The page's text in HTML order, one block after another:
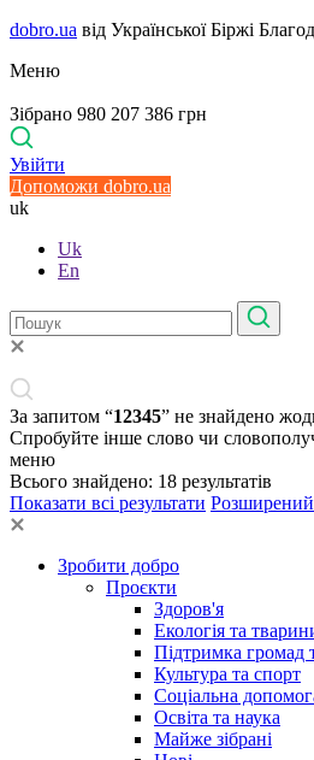
dobro.ua від Української Біржі
Меню
Зібрано 980 207 386 грн
Увійти
Допоможи dobro.ua
uk
Uk
En
За запитом “12345” не знайдено
Спробуйте інше слово чи
меню
Всього знайдено: 18 результатів
Показати всі результати
Зробити добро
Проєкти
Здоров'я
Екологія та
Підтримка громад
Культура та спорт
Соціальна
Освіта та наука
Майже зібрані